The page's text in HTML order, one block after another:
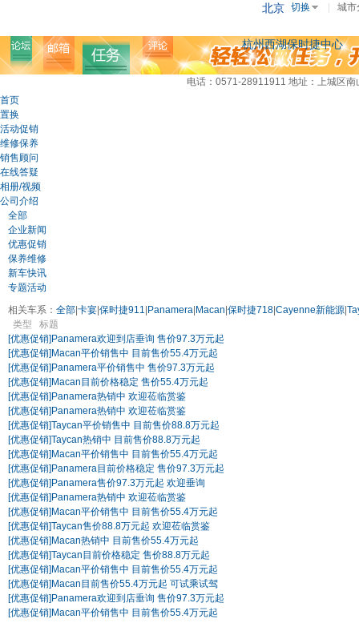
北京 切换 城市
杭州西湖保时捷中心
电话：0571-28911911 地址：上城区南
首页
置换
活动促销
维修保养
销售顾问
在线答疑
相册/视频
公司介绍
全部
企业新闻
优惠促销
保养维修
新车快讯
专题活动
相关车系： 全部 卡宴 保时捷911 Panamera Macan 保时捷718 Cayenne新能源
类型
标题
[优惠促销] Panamera欢迎到店垂询 售价97.3万元起
[优惠促销] Macan平价销售中 目前售价55.4万元起
[优惠促销] Panamera平价销售中 售价97.3万元起
[优惠促销] Macan目前价格稳定 售价55.4万元起
[优惠促销] Panamera热销中 欢迎莅临赏鉴
[优惠促销] Panamera热销中 欢迎莅临赏鉴
[优惠促销]Taycan平价销售中 目前售价88.8万元起
[优惠促销]Taycan热销中 目前售价88.8万元起
[优惠促销] Macan平价销售中 目前售价55.4万元起
[优惠促销] Panamera目前价格稳定 售价97.3万元起
[优惠促销] Panamera售价97.3万元起 欢迎垂询
[优惠促销] Panamera热销中 欢迎莅临赏鉴
[优惠促销] Macan平价销售中 目前售价55.4万元起
[优惠促销]Taycan售价88.8万元起 欢迎莅临赏鉴
[优惠促销] Macan热销中 目前售价55.4万元起
[优惠促销]Taycan目前价格稳定 售价88.8万元起
[优惠促销] Macan平价销售中 目前售价55.4万元起
[优惠促销] Macan目前售价55.4万元起 可试乘试驾
[优惠促销] Panamera欢迎到店垂询 售价97.3万元起
[优惠促销] Macan平价销售中 目前售价55.4万元起